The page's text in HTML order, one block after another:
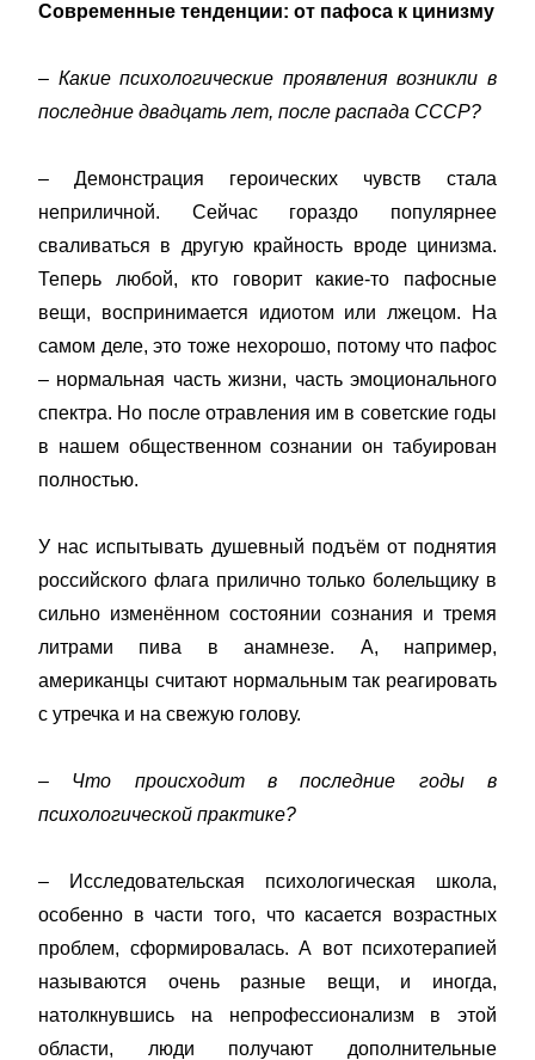
Современные тенденции: от пафоса к цинизму
– Какие психологические проявления возникли в
последние двадцать лет, после распада СССР?
– Демонстрация героических чувств стала
неприличной. Сейчас гораздо популярнее
сваливаться в другую крайность вроде цинизма.
Теперь любой, кто говорит какие-то пафосные
вещи, воспринимается идиотом или лжецом. На
самом деле, это тоже нехорошо, потому что пафос
– нормальная часть жизни, часть эмоционального
спектра. Но после отравления им в советские годы
в нашем общественном сознании он табуирован
полностью.
У нас испытывать душевный подъём от поднятия
российского флага прилично только болельщику в
сильно изменённом состоянии сознания и тремя
литрами пива в анамнезе. А, например,
американцы считают нормальным так реагировать
с утречка и на свежую голову.
– Что происходит в последние годы в
психологической практике?
– Исследовательская психологическая школа,
особенно в части того, что касается возрастных
проблем, сформировалась. А вот психотерапией
называются очень разные вещи, и иногда,
натолкнувшись на непрофессионализм в этой
области, люди получают дополнительные